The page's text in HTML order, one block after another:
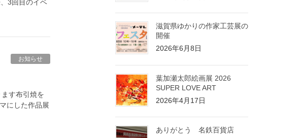
3回目のイベ
お知らせ
す布引焼を
にした作品展
滋賀県ゆかりの作家工芸展の
開催
2026年6月8日
葉加瀬太郎絵画展 2026
SUPER LOVE ART
2026年4月17日
ありがとう 名鉄百貨店